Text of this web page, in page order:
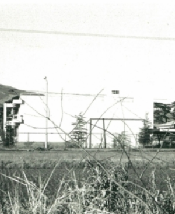
文化
市
観光
消防
病院
子ども政策課
子ども若者支援課
保育課